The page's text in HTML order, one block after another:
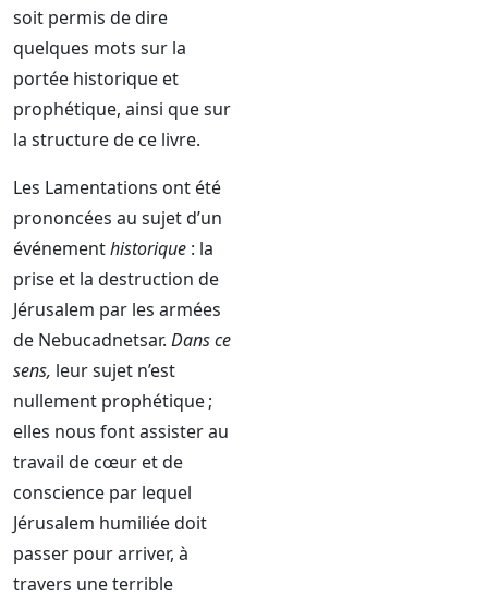
soit permis de dire
quelques mots sur la
portée historique et
prophétique, ainsi que sur
la structure de ce livre.
Les Lamentations ont été
prononcées au sujet d’un
événementhistorique : la
prise et la destruction de
Jérusalem par les armées
de Nebucadnetsar. Dans ce
sens, leur sujet n’est
nullement prophétique ;
elles nous font assister au
travail de cœur et de
conscience par lequel
Jérusalem humiliée doit
passer pour arriver, à
travers une terrible